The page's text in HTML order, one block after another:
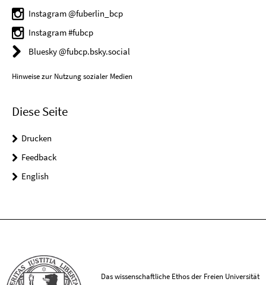
Instagram @fuberlin_bcp
Instagram #fubcp
Bluesky @fubcp.bsky.social
Hinweise zur Nutzung sozialer Medien
Diese Seite
Drucken
Feedback
English
Das wissenschaftliche Ethos der Freien Universität